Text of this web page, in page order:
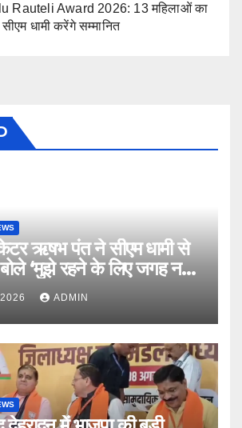
Rauteli Award 2026: 13 महिलाओं का
धामी करेंगे सम्मानित
ऋषभ पंत ने सीएम धामी से
‘मुझे रहने के लिए जगह नहीं
ADMIN